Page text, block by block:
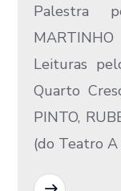
Palestra
MARTINHO
Leituras
Quarto
PINTO,
(do Teatro A